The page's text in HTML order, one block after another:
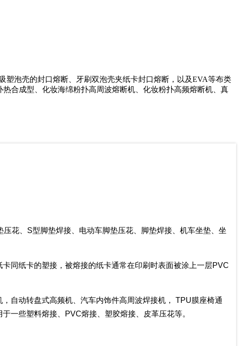
塑泡壳的封口熔断、牙刷双泡壳夹纸卡封口熔断，以及EVA等布类
合成型、化妆海绵粉扑高周波熔断机、化妆粉扑高频熔断机、真
花、S型脚垫焊接、电动车脚垫压花、脚垫焊接、机车坐垫、坐
同纸卡的塑接，被熔接的纸卡通常在印刷时表面被涂上一层PVC
自动转盘式高频机、汽车内饰件高周波焊接机， TPU膜座椅通
一些塑料熔接、PVC熔接、塑胶熔接、皮革压花等。